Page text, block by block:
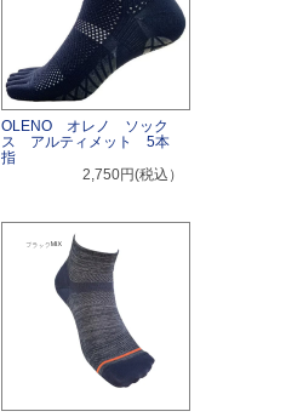
OLENO オレノ ソック
ス アルティメット 5本
指
2,750円(税込）